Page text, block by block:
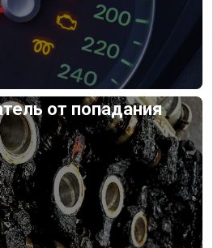
от попадания